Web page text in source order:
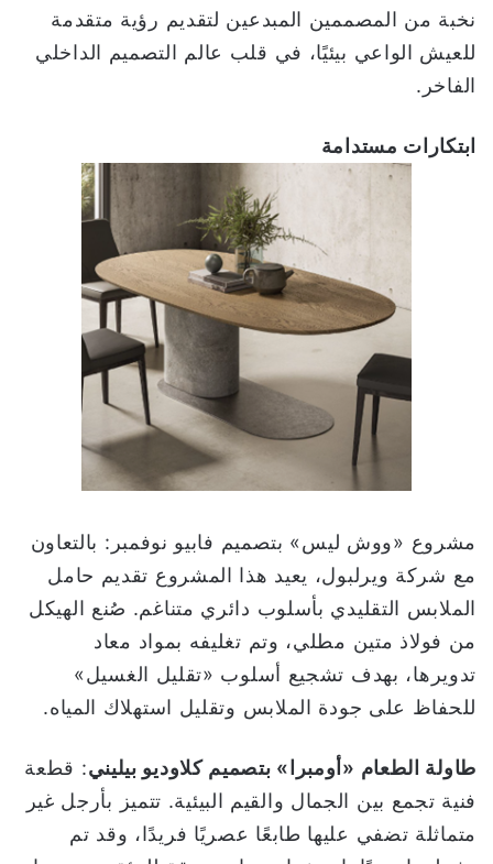
نخبة من المصممين المبدعين لتقديم رؤية متقدمة
للعيش الواعي بيئيًا، في قلب عالم التصميم الداخلي
الفاخر.
ابتكارات مستدامة
مشروع «ووش ليس» بتصميم فابيو نوفمبر: بالتعاون
مع شركة ويرلبول، يعيد هذا المشروع تقديم حامل
الملابس التقليدي بأسلوب دائري متناغم. صُنع الهيكل
من فولاذ متين مطلي، وتم تغليفه بمواد معاد
تدويرها، بهدف تشجيع أسلوب «تقليل الغسيل»
للحفاظ على جودة الملابس وتقليل استهلاك المياه.
طاولة الطعام «أومبرا» بتصميم كلاوديو بيليني: قطعة
فنية تجمع بين الجمال والقيم البيئية. تتميز بأرجل غير
متماثلة تضفي عليها طابعًا عصريًا فريدًا، وقد تم